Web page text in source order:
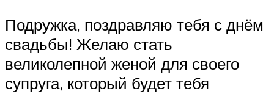
Подружка, поздравляю тебя с днём
свадьбы! Желаю стать
великолепной женой для своего
супруга, который будет тебя